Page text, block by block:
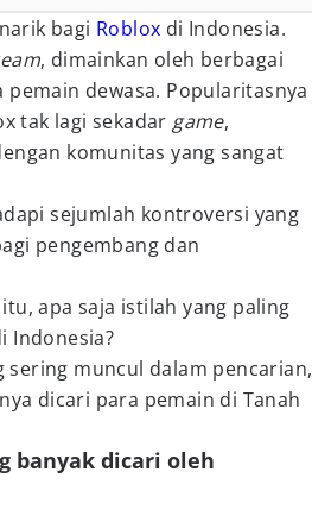
bagi Roblox di Indonesia.
, dimainkan oleh berbagai
dewasa. Popularitasnya
tak lagi sekadar game,
komunitas yang sangat
sejumlah kontroversi yang
pengembang dan
apa saja istilah yang paling
Indonesia?
muncul dalam pencarian,
dicari para pemain di Tanah
banyak dicari oleh